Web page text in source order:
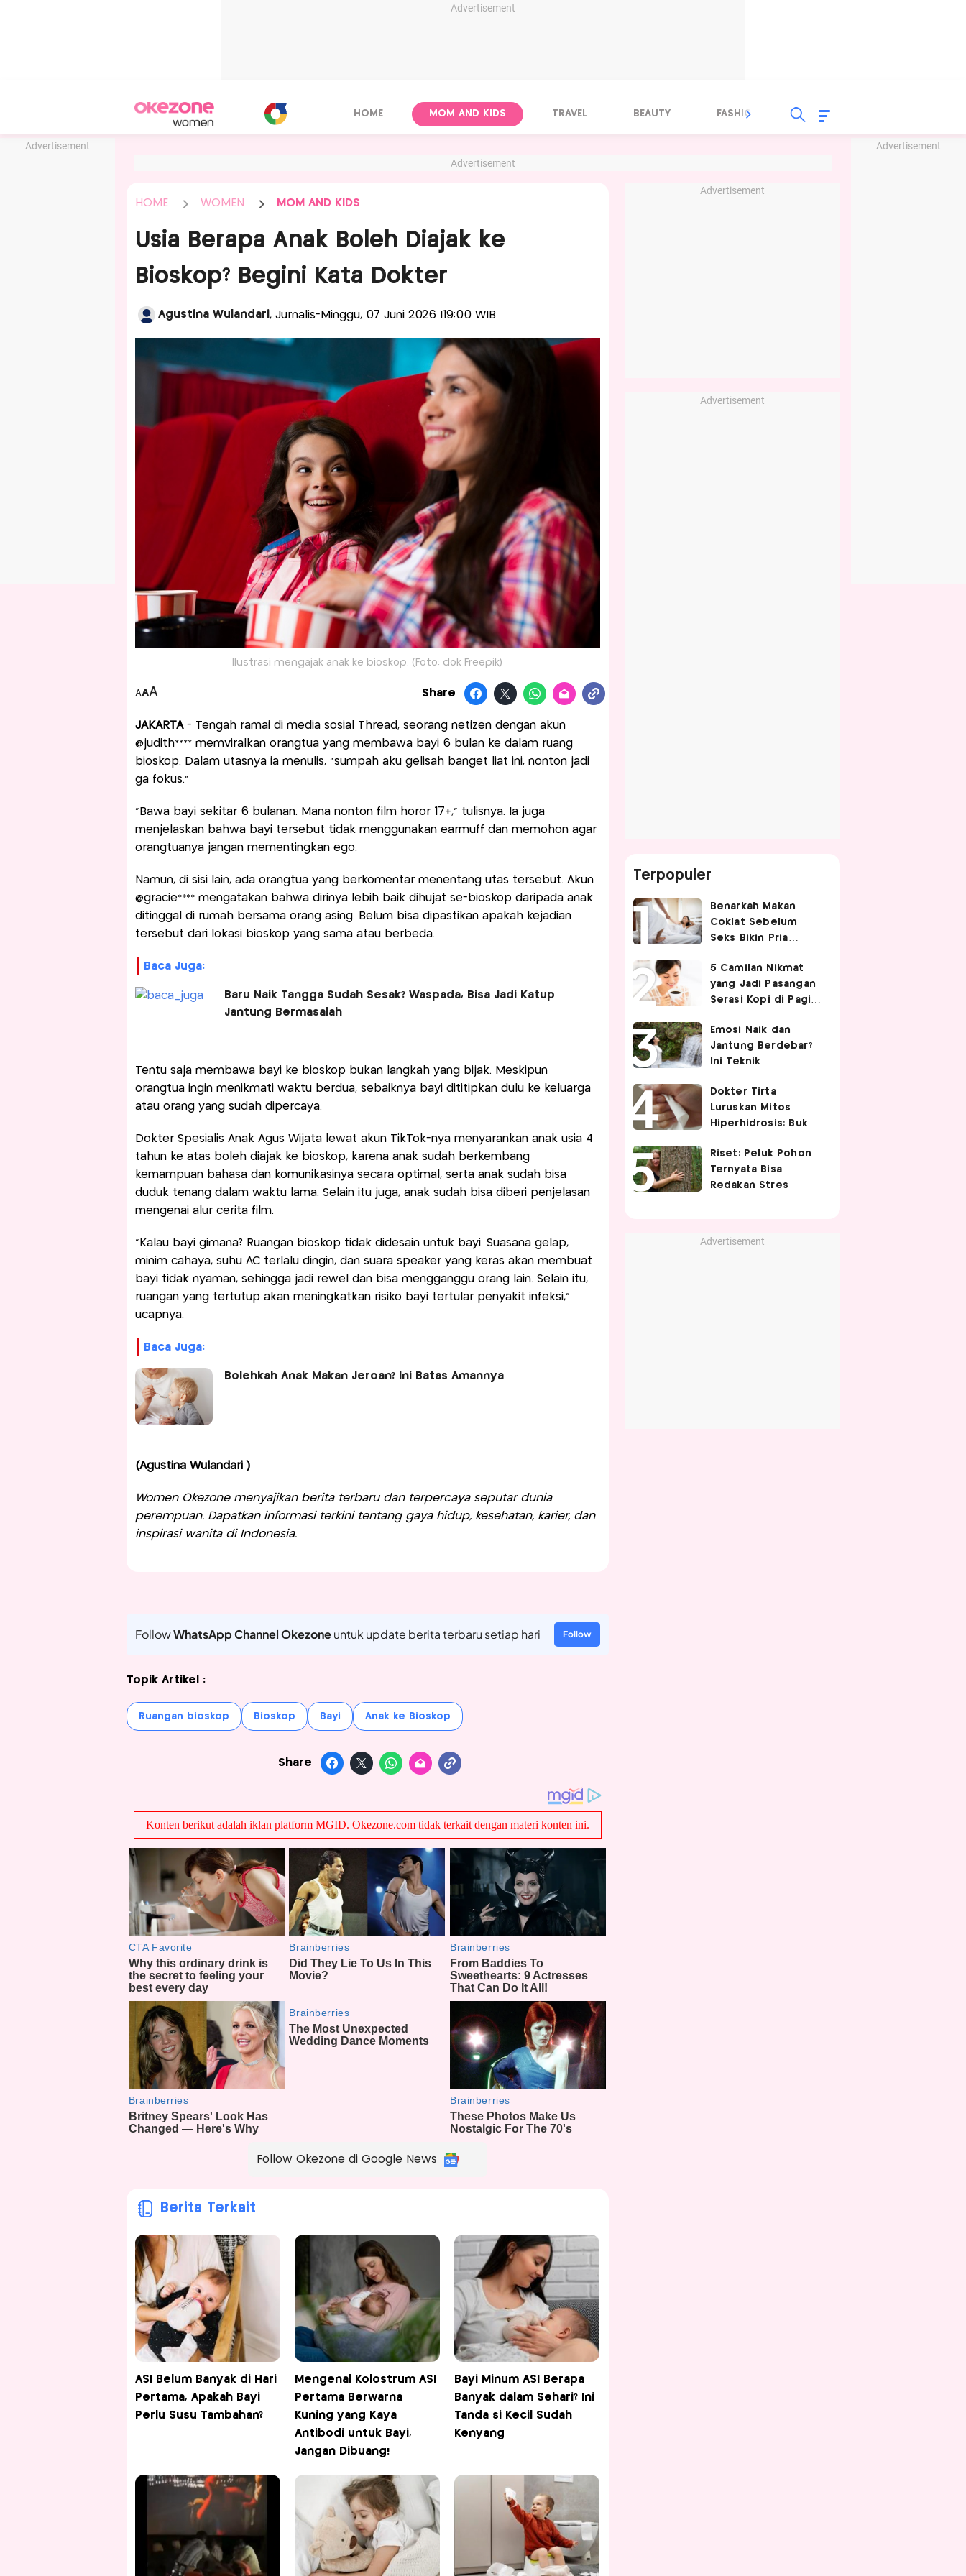
Advertisement
Advertisement Advertisement
HOME MOM AND KIDS TRAVEL BEAUTY FASHION FOOD
Advertisement
HOME WOMEN MOM AND KIDS
Usia Berapa Anak Boleh Diajak ke
Bioskop? Begini Kata Dokter
Agustina Wulandari, Jurnalis-Minggu, 07 Juni 2026 |19:00 WIB
Ilustrasi mengajak anak ke bioskop. (Foto: dok Freepik)
AAA Share
JAKARTA- Tengah ramai di media sosial Thread, seorang netizen dengan akun
@judith**** memviralkan orangtua yang membawa bayi 6 bulan ke dalam ruang
bioskop. Dalam utasnya ia menulis, “sumpah aku gelisah banget liat ini, nonton jadi
ga fokus.”
“Bawa bayi sekitar 6 bulanan. Mana nonton film horor 17+,” tulisnya. Ia juga
menjelaskan bahwa bayi tersebut tidak menggunakan earmuff dan memohon agar
orangtuanya jangan mementingkan ego.
Namun, di sisi lain, ada orangtua yang berkomentar menentang utas tersebut. Akun
@gracie**** mengatakan bahwa dirinya lebih baik dihujat se-bioskop daripada anak
ditinggal di rumah bersama orang asing. Belum bisa dipastikan apakah kejadian
tersebut dari lokasi bioskop yang sama atau berbeda.
Baca Juga:
Baru Naik Tangga Sudah Sesak? Waspada, Bisa Jadi Katup
Jantung Bermasalah
Tentu saja membawa bayi ke bioskop bukan langkah yang bijak. Meskipun
orangtua ingin menikmati waktu berdua, sebaiknya bayi dititipkan dulu ke keluarga
atau orang yang sudah dipercaya.
Dokter Spesialis Anak Agus Wijata lewat akun TikTok-nya menyarankan anak usia 4
tahun ke atas boleh diajak ke bioskop, karena anak sudah berkembang
kemampuan bahasa dan komunikasinya secara optimal, serta anak sudah bisa
duduk tenang dalam waktu lama. Selain itu juga, anak sudah bisa diberi penjelasan
mengenai alur cerita film.
“Kalau bayi gimana? Ruangan bioskop tidak didesain untuk bayi. Suasana gelap,
minim cahaya, suhu AC terlalu dingin, dan suara speaker yang keras akan membuat
bayi tidak nyaman, sehingga jadi rewel dan bisa mengganggu orang lain. Selain itu,
ruangan yang tertutup akan meningkatkan risiko bayi tertular penyakit infeksi,”
ucapnya.
Baca Juga:
Bolehkah Anak Makan Jeroan? Ini Batas Amannya
(Agustina Wulandari )
Women Okezone menyajikan berita terbaru dan terpercaya seputar dunia
perempuan. Dapatkan informasi terkini tentang gaya hidup, kesehatan, karier, dan
inspirasi wanita di Indonesia.
FollowWhatsApp Channel Okezoneuntuk update berita terbaru setiap hari Follow
Topik Artikel :
Ruangan bioskop Bioskop Bayi Anak ke Bioskop
Share
Follow Okezone di Google News
Berita Terkait
ASI Belum Banyak di Hari
Pertama, Apakah Bayi
Perlu Susu Tambahan?
Mengenal Kolostrum ASI
Pertama Berwarna
Kuning yang Kaya
Antibodi untuk Bayi,
Jangan Dibuang!
Bayi Minum ASI Berapa
Banyak dalam Sehari? Ini
Tanda si Kecil Sudah
Kenyang
Advertisement
Advertisement
Terpopuler
Benarkah Makan
Coklat Sebelum
Seks Bikin Pria
Cek 5 Faktanya
5 Camilan Nikmat
yang Jadi Pasangan
Serasi Kopi di Pagi
Emosi Naik dan
Jantung Berdebar?
Ini Teknik
Bisa Bantu Tubuh
Lebih Tenang
Dokter Tirta
Luruskan Mitos
Hiperhidrosis: Bukan
Jantung, tapi Saraf
Simpatis Berlebihan
Riset: Peluk Pohon
Ternyata Bisa
Redakan Stres
Advertisement